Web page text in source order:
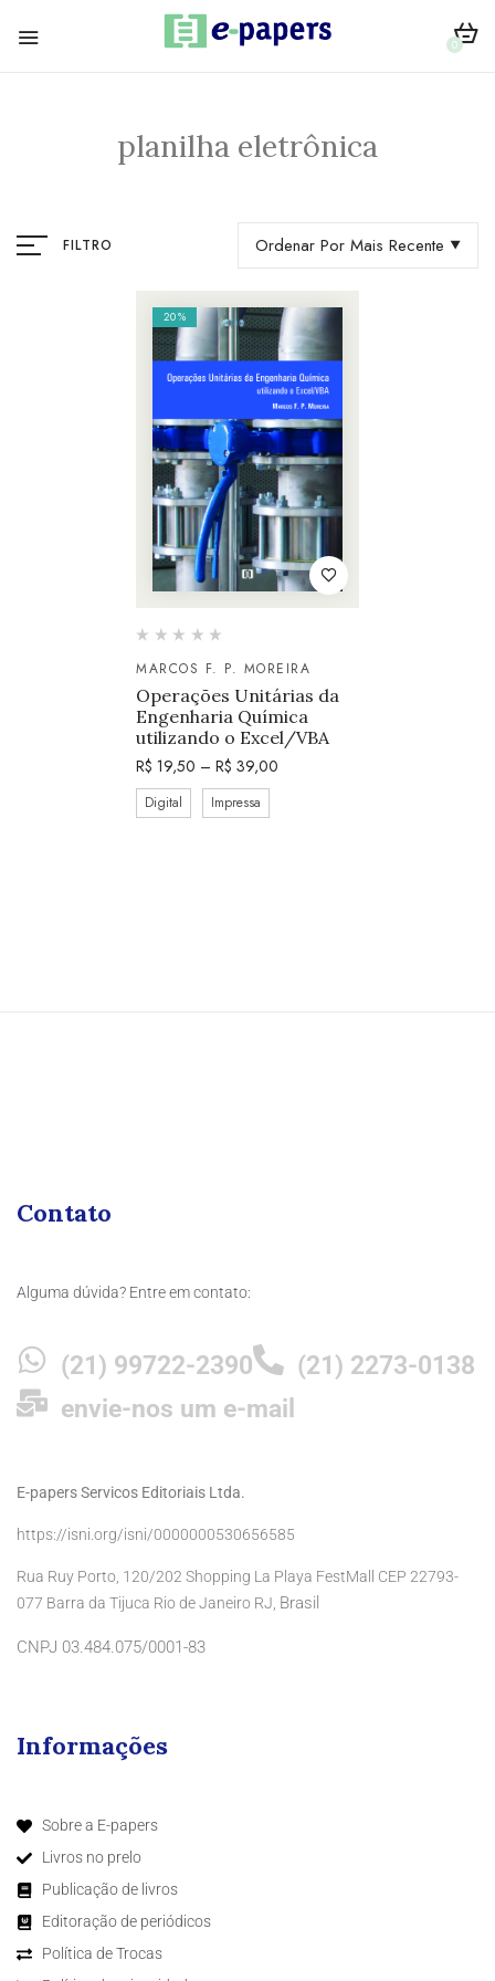
0
planilha eletrônica
FILTRO Ordenar Por Mais Recente
20%
MARCOS F. P. MOREIRA
Operações Unitárias da
Engenharia Química
utilizando o Excel/VBA
R$ 19,50 – R$ 39,00
Digital Impressa
Contato
Alguma dúvida? Entre em contato:
(21) 99722-2390
(21) 2273-0138
envie-nos um e-mail
E-papers Servicos Editoriais Ltda.
https://isni.org/isni/0000000530656585
Rua Ruy Porto, 120/202 Shopping La Playa FestMall CEP 22793-
077 Barra da Tijuca Rio de Janeiro RJ, Brasil
CNPJ 03.484.075/0001-83
Informações
Sobre a E-papers
Livros no prelo
Publicação de livros
Editoração de periódicos
Política de Trocas